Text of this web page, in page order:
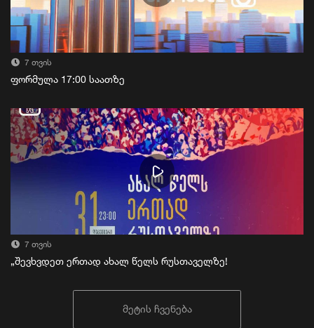
7 თვის
ფორმულა 17:00 საათზე
7 თვის
„შევხვდეთ ერთად ახალ წელს რუსთაველზე!
მეტის ჩვენება